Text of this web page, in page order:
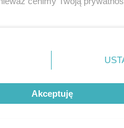
Redakcja
się w lewym dolnym
przetwarzania danych nie
ale masz prawo
Preferencje będą miały
na tej witrynie.
Akceptuję